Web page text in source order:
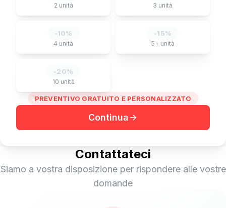
2 unità 3 unità
-10%
4 unità
-15%
5+ unità
-20%
10 unità
PREVENTIVO GRATUITO E PERSONALIZZATO
Continua
Contattateci
Siamo a vostra disposizione per rispondere alle vostre
domande